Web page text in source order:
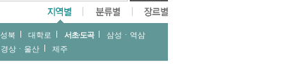
성북 대학로 서초∙도곡
삼성ㆍ역삼
경상ㆍ울산 제주